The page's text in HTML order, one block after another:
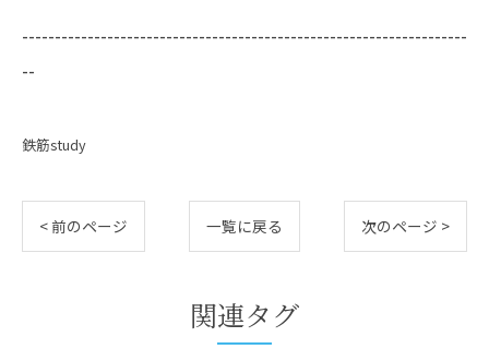
--------------------------------------------------------------------
--
鉄筋study
< 前のページ 一覧に戻る 次のページ >
関連タグ